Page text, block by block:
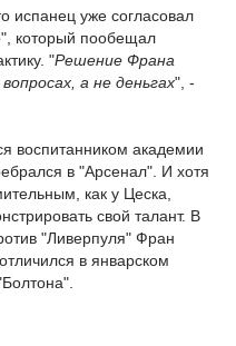
испанец уже согласовал
который пообещал
"Решение Франа
а не деньгах", -
воспитанником академии
в "Арсенал". И хотя
как у Цеска,
свой талант. В
"Ливерпуля" Фран
в январском